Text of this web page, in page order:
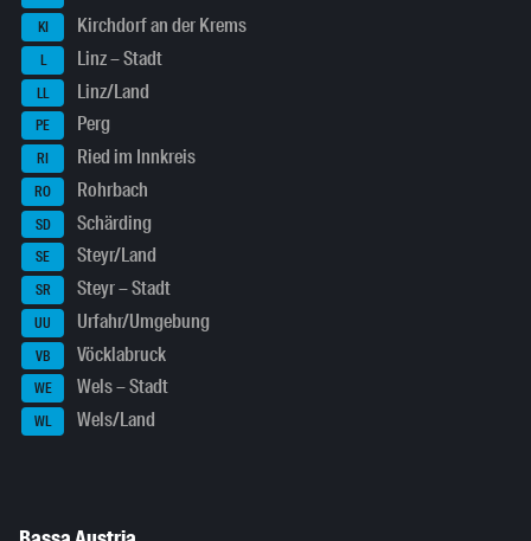
KI Kirchdorf an der Krems
L Linz – Stadt
LL Linz/Land
PE Perg
RI Ried im Innkreis
RO Rohrbach
SD Schärding
SE Steyr/Land
SR Steyr – Stadt
UU Urfahr/Umgebung
VB Vöcklabruck
WE Wels – Stadt
WL Wels/Land